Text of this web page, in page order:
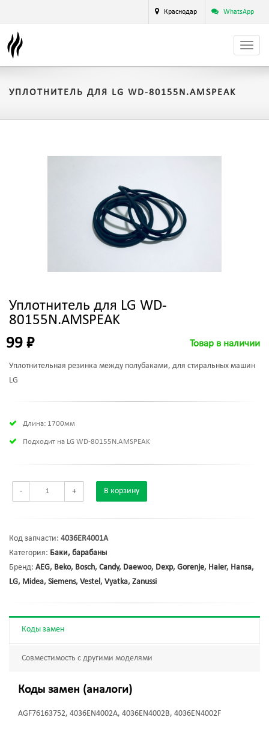
Краснодар WhatsApp
УПЛОТНИТЕЛЬ ДЛЯ LG WD-80155N.AMSPEAK
Уплотнитель для LG WD-
80155N.AMSPEAK
99 ₽ Товар в наличии
Уплотнительная резинка между полубаками, для стиральных машин
LG
Длина: 1700мм
Подходит на LG WD-80155N.AMSPEAK
- + В корзину
Код запчасти: 4036ER4001A
Категория: Баки, барабаны
Бренд: AEG, Beko, Bosch, Candy, Daewoo, Dexp, Gorenje, Haier, Hansa,
LG, Midea, Siemens, Vestel, Vyatka, Zanussi
Коды замен
Совместимость с другими моделями
Коды замен (аналоги)
AGF76163752, 4036EN4002A, 4036EN4002B, 4036EN4002F